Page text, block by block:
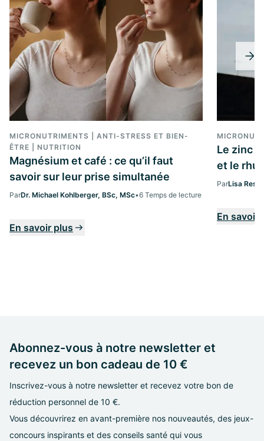
MICRONUTRIMENTS | ANTI-STRESS ET BIEN-
ÊTRE | NUTRITION
Magnésium et café : ce qu’il faut
savoir sur leur prise simultanée
ParDr. Michael Kohlberger, BSc, MSc•6 Temps de lecture
En savoir plus
Le zinc
et le
ParLisa
En savoir
Abonnez-vous à notre newsletter et
recevez un bon cadeau de 10 €
Inscrivez-vous à notre newsletter et recevez votre bon de
réduction personnel de 10 €.
Vous découvrirez en avant-première nos nouveautés, des jeux-
concours inspirants et des conseils santé qui vous